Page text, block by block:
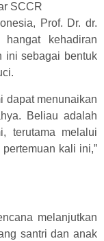
SCCR
Prof. Dr. dr.
hangat kehadiran
ini sebagai bentuk
dapat menunaikan
Beliau adalah
terutama melalui
kali ini,”
melanjutkan
santri dan anak